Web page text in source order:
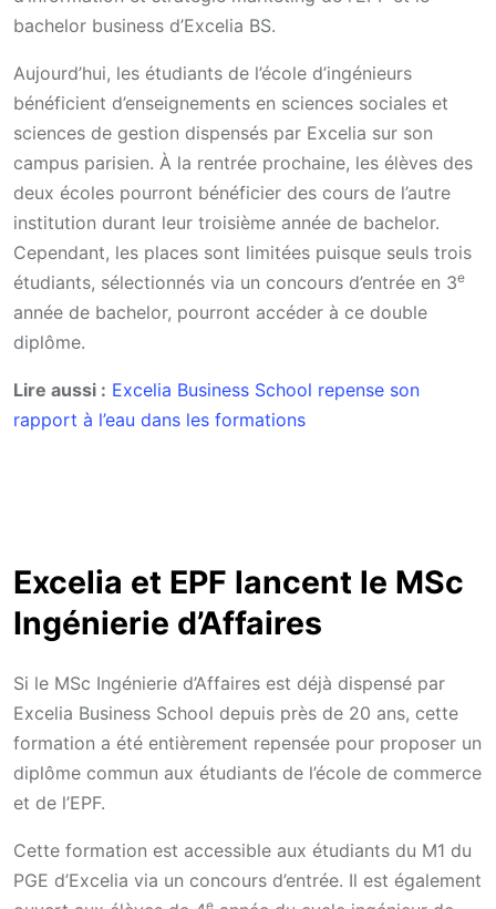
bachelor business d’Excelia BS.
Aujourd’hui, les étudiants de l’école d’ingénieurs
bénéficient d’enseignements en sciences sociales et
sciences de gestion dispensés par Excelia sur son
campus parisien. À la rentrée prochaine, les élèves des
deux écoles pourront bénéficier des cours de l’autre
institution durant leur troisième année de bachelor.
Cependant, les places sont limitées puisque seuls trois
étudiants, sélectionnés via un concours d’entrée en 3e
année de bachelor, pourront accéder à ce double
diplôme.
Lire aussi : Excelia Business School repense son
rapport à l’eau dans les formations
Excelia et EPF lancent le MSc
Ingénierie d’Affaires
Si le MSc Ingénierie d’Affaires est déjà dispensé par
Excelia Business School depuis près de 20 ans, cette
formation a été entièrement repensée pour proposer un
diplôme commun aux étudiants de l’école de commerce
et de l’EPF.
Cette formation est accessible aux étudiants du M1 du
PGE d’Excelia via un concours d’entrée. Il est également
e